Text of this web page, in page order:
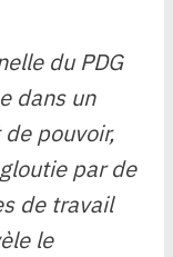
du PDG
dans un
pouvoir,
par de
de travail
le